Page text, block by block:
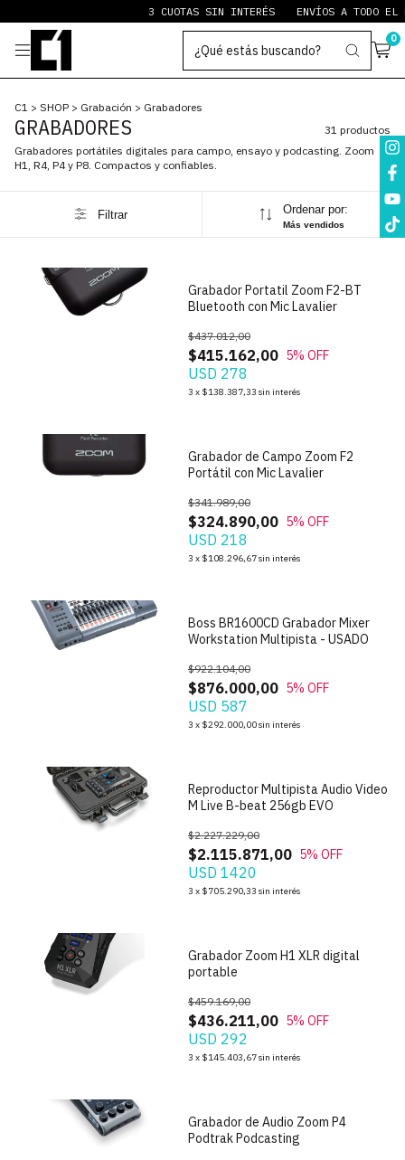
3 CUOTAS SIN INTERÉS ENVÍOS A TODO EL
0
C1 > SHOP > Grabación > Grabadores
GRABADORES
31 productos
Grabadores portátiles digitales para campo, ensayo y podcasting. Zoom
H1, R4, P4 y P8. Compactos y confiables.
Filtrar Ordenar por:
Más vendidos
Grabador Portatil Zoom F2-BT
Bluetooth con Mic Lavalier
$415.162,00
$437.012,00
5% OFF
USD 278
3 x $138.387,33 sin interés
Grabador de Campo Zoom F2
Portátil con Mic Lavalier
$324.890,00
$341.989,00
5% OFF
USD 218
3 x $108.296,67sin interés
Boss BR1600CD Grabador Mixer
Workstation Multipista - USADO
$876.000,00
$922.104,00
5% OFF
USD 587
3 x $292.000,00sin interés
Reproductor Multipista Audio Video
M Live B-beat 256gb EVO
$2.115.871,00
$2.227.229,00
5% OFF
USD 1420
3 x $705.290,33 sin interés
Grabador Zoom H1 XLR digital
portable
$436.211,00
$459.169,00
5% OFF
USD 292
3 x $145.403,67sin interés
Grabador de Audio Zoom P4
Podtrak Podcasting